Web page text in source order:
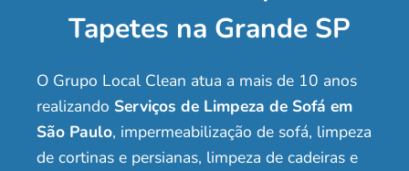
Tapetes na Grande SP
O Grupo Local Clean atua a mais de 10 anos
realizando Serviços de Limpeza de Sofá em
São Paulo, impermeabilização de sofá, limpeza
de cortinas e persianas, limpeza de cadeiras e